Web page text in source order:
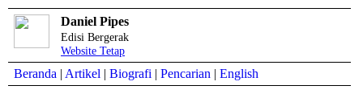
Daniel Pipes
Edisi Bergerak
Website Tetap
Beranda | Artikel | Biografi | Pencarian | English